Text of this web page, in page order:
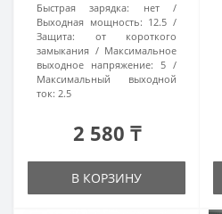
Быстрая зарядка:
нет
Выходная мощность: 12.5
Защита:
от короткого
замыкания
Максимальное
выходное напряжение: 5
Максимальный выходной
ток: 2.5
2 580 ₸
В КОРЗИНУ